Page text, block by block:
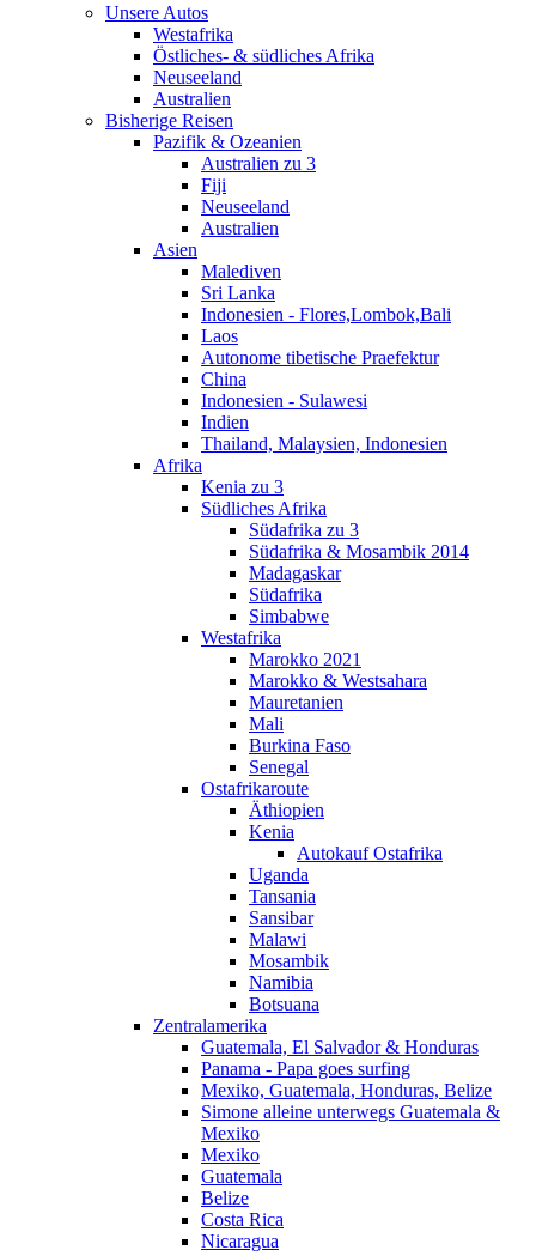
Unsere Autos
Westafrika
Östliches- & südliches Afrika
Neuseeland
Australien
Bisherige Reisen
Pazifik & Ozeanien
Australien zu 3
Fiji
Neuseeland
Australien
Asien
Malediven
Sri Lanka
Indonesien - Flores,Lombok,Bali
Laos
Autonome tibetische Praefektur
China
Indonesien - Sulawesi
Indien
Thailand, Malaysien, Indonesien
Afrika
Kenia zu 3
Südliches Afrika
Südafrika zu 3
Südafrika & Mosambik 2014
Madagaskar
Südafrika
Simbabwe
Westafrika
Marokko 2021
Marokko & Westsahara
Mauretanien
Mali
Burkina Faso
Senegal
Ostafrikaroute
Äthiopien
Kenia
Autokauf Ostafrika
Uganda
Tansania
Sansibar
Malawi
Mosambik
Namibia
Botsuana
Zentralamerika
Guatemala, El Salvador & Honduras
Panama - Papa goes surfing
Mexiko, Guatemala, Honduras, Belize
Simone alleine unterwegs Guatemala &
Mexiko
Mexiko
Guatemala
Belize
Costa Rica
Nicaragua